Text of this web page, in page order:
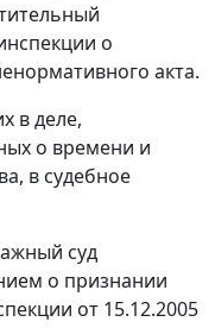
о
акта.
в деле,
о времени и
в судебное
суд
о признании
от 15.12.2005